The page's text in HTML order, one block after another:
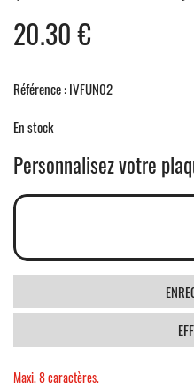
20.30€
Référence : IVFUN02
En stock
Personnalisez votre
Maxi. 8 caractères.